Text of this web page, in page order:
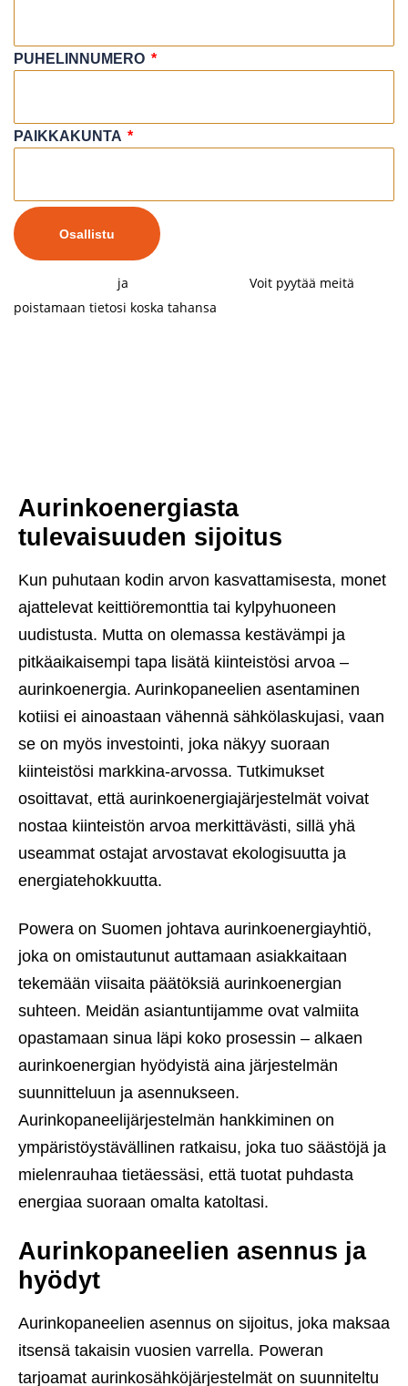
PUHELINNUMERO
PAIKKAKUNTA
Osallistu
ja
Voit pyytää meitä
poistamaan tietosi koska tahansa
Aurinkoenergiasta
tulevaisuuden sijoitus
Kun puhutaan kodin arvon kasvattamisesta, monet
ajattelevat keittiöremonttia tai kylpyhuoneen
uudistusta. Mutta on olemassa kestävämpi ja
pitkäaikaisempi tapa lisätä kiinteistösi arvoa –
aurinkoenergia. Aurinkopaneelien asentaminen
kotiisi ei ainoastaan vähennä sähkölaskujasi, vaan
se on myös investointi, joka näkyy suoraan
kiinteistösi markkina-arvossa. Tutkimukset
osoittavat, että aurinkoenergiajärjestelmät voivat
nostaa kiinteistön arvoa merkittävästi, sillä yhä
useammat ostajat arvostavat ekologisuutta ja
energiatehokkuutta.
Powera on Suomen johtava aurinkoenergiayhtiö,
joka on omistautunut auttamaan asiakkaitaan
tekemään viisaita päätöksiä aurinkoenergian
suhteen. Meidän asiantuntijamme ovat valmiita
opastamaan sinua läpi koko prosessin – alkaen
aurinkoenergian hyödyistä aina järjestelmän
suunnitteluun ja asennukseen.
Aurinkopaneelijärjestelmän hankkiminen on
ympäristöystävällinen ratkaisu, joka tuo säästöjä ja
mielenrauhaa tietäessäsi, että tuotat puhdasta
energiaa suoraan omalta katoltasi.
Aurinkopaneelien asennus ja
hyödyt
Aurinkopaneelien asennus on sijoitus, joka maksaa
itsensä takaisin vuosien varrella. Poweran
tarjoamat aurinkosähköjärjestelmät on suunniteltu